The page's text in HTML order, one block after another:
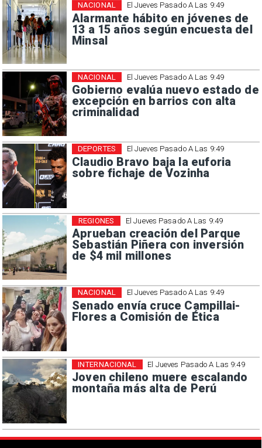
El Jueves Pasado A Las 9:49
Alarmante hábito en jóvenes de
13 a 15 años según encuesta del
Minsal
NACIONAL
El Jueves Pasado A Las 9:49
Gobierno evalúa nuevo estado de
excepción en barrios con alta
criminalidad
NACIONAL
El Jueves Pasado A Las 9:49
Claudio Bravo baja la euforia
sobre fichaje de Vozinha
DEPORTES
El Jueves Pasado A Las 9:49
Aprueban creación del Parque
Sebastián Piñera con inversión
de $4 mil millones
REGIONES
El Jueves Pasado A Las 9:49
Senado envía cruce Campillai-
Flores a Comisión de Ética
NACIONAL
El Jueves Pasado A Las 9:49
Joven chileno muere escalando
montaña más alta de Perú
INTERNACIONAL